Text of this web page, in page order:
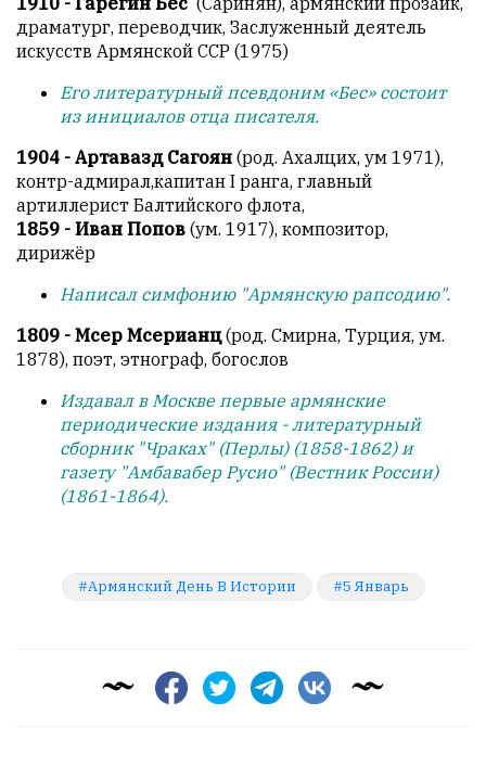
драматург, переводчик, Заслуженный деятель
искусств Армянской ССР (1975)
Его литературный псевдоним «Бес» состоит
из инициалов отца писателя.
1904 - Артавазд Сагоян (род. Ахалцих, ум 1971),
контр-адмирал,капитан I ранга, главный
артиллерист Балтийского флота,
1859 - Иван Попов (ум. 1917), композитор,
дирижёр
Написал симфонию "Армянскую рапсодию".
1809 - Мсер Мсерианц(род. Смирна, Турция, ум.
1878), поэт, этнограф, богослов
Издавал в Москве первые армянские
периодические издания - литературный
сборник "Чраках" (Перлы) (1858-1862) и
газету "Амбавабер Русио" (Вестник России)
(1861-1864).
Армянский День В Истории 5 Январь